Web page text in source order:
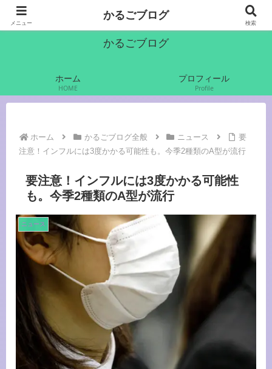
かるご（軽語）でいきます
かるごブログ
ホーム
HOME
プロフィール
Profile
ホーム かるごブログ全般 ニュース
要
注意！インフルには3度かかる可能性も。今季2種類のA型が流行
要注意！インフルには3度かかる可能性
も。今季2種類のA型が流行
ニュース
メニュー
かるごブログ
検索